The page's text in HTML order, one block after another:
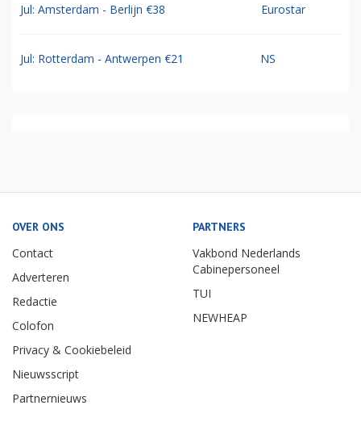
Jul: Amsterdam - Berlijn €38 Eurostar
Jul: Rotterdam - Antwerpen €21 NS
OVER ONS
Contact
Adverteren
Redactie
Colofon
Privacy & Cookiebeleid
Nieuwsscript
Partnernieuws
PARTNERS
Vakbond Nederlands
Cabinepersoneel
TUI
NEWHEAP